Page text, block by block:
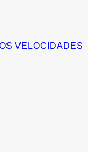
VELOCIDADES